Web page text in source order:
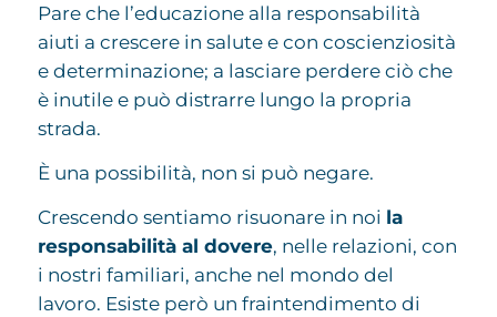
Pare che l’educazione alla responsabilità
aiuti a crescere in salute e con coscienziosità
e determinazione; a lasciare perdere ciò che
è inutile e può distrarre lungo la propria
strada.
È una possibilità, non si può negare.
Crescendo sentiamo risuonare in noi la
responsabilità al dovere, nelle relazioni, con
i nostri familiari, anche nel mondo del
lavoro. Esiste però un fraintendimento di